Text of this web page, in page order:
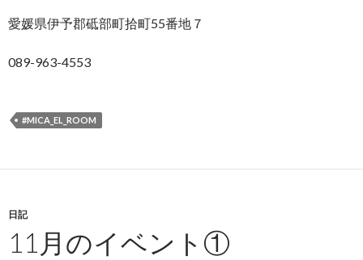
愛媛県伊予郡砥部町拾町55番地７
089-963-4553
#MICA_EL_ROOM
日記
11月のイベント①